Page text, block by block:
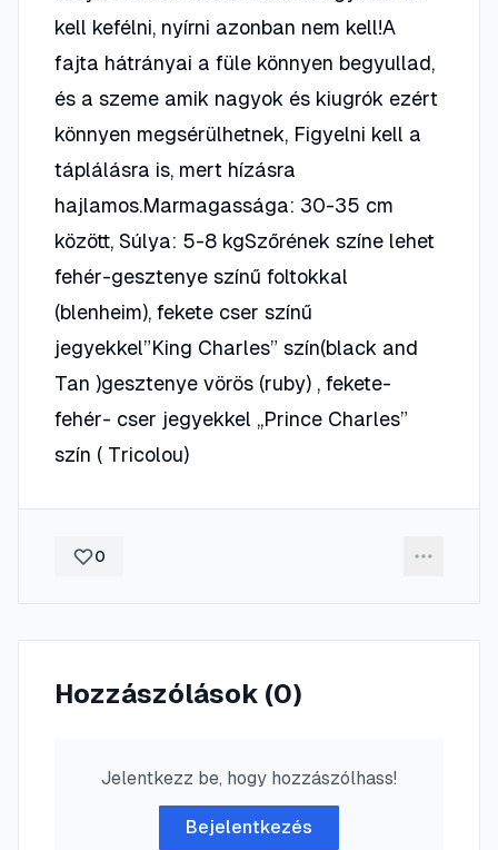
kell kefélni, nyírni azonban nem kell!A
fajta hátrányai a füle könnyen begyullad,
és a szeme amik nagyok és kiugrók ezért
könnyen megsérülhetnek, Figyelni kell a
táplálásra is, mert hízásra
hajlamos.Marmagassága: 30-35 cm
között, Súlya: 5-8 kgSzőrének színe lehet
fehér-gesztenye színű foltokkal
(blenheim), fekete cser színű
jegyekkel”King Charles” szín(black and
Tan )gesztenye vörös (ruby) , fekete-
fehér- cser jegyekkel „Prince Charles”
szín ( Tricolou)
0
Hozzászólások (0)
Jelentkezz be, hogy hozzászólhass!
Bejelentkezés